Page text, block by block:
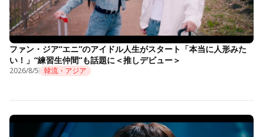
ファン・ジア“エニ”のアイドル人生がスタート「本当に人形みた
い！」“練習生仲間”も話題に＜推しデビュー＞
2026/8/5 韓流・アジア